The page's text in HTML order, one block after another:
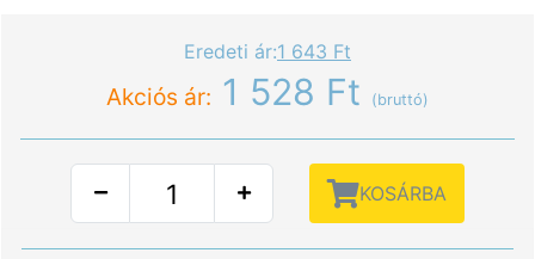
Eredeti ár:1 643 Ft
Akciós ár: 1 528 Ft (bruttó)
KOSÁRBA